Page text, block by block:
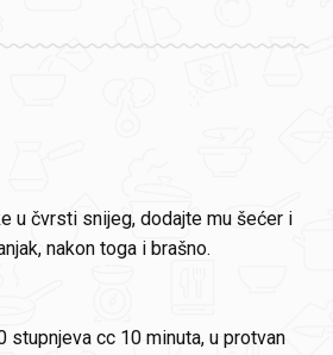
u čvrsti snijeg, dodajte mu šećer i
nakon toga i brašno.
stupnjeva cc 10 minuta, u protvan